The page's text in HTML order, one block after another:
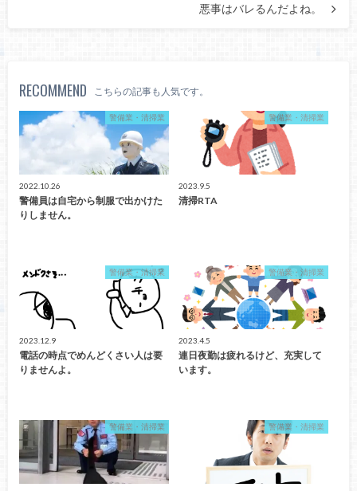
悪事はバレるんだよね。
RECOMMEND こちらの記事も人気です。
警備業・清掃業
2022.10.26
警備員は自宅から制服で出かけた
りしません。
警備業・清掃業
2023.9.5
清掃RTA
警備業・清掃業
2023.12.9
電話の時点でめんどくさい人は要
りませんよ。
警備業・清掃業
2023.4.5
連日夜勤は疲れるけど、充実して
います。
警備業・清掃業 警備業・清掃業